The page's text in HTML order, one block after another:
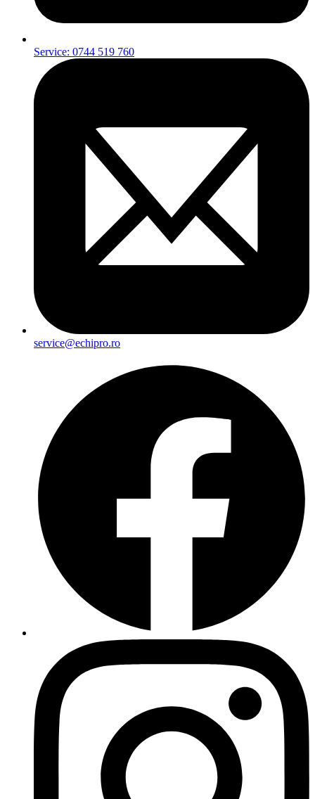
Service: 0744 519 760
service@echipro.ro